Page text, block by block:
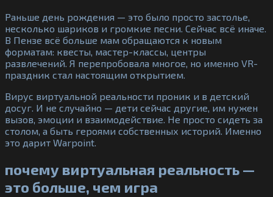
Раньше день рождения — это было просто застолье,
несколько шариков и громкие песни. Сейчас всё иначе.
В Пензе всё больше мам обращаются к новым
форматам: квесты, мастер-классы, центры
развлечений. Я перепробовала многое, но именно VR-
праздник стал настоящим открытием.
Вирус виртуальной реальности проник и в детский
досуг. И не случайно — дети сейчас другие, им нужен
вызов, эмоции и взаимодействие. Не просто сидеть за
столом, а быть героями собственных историй. Именно
это дарит Warpoint.
почему виртуальная реальность —
это больше, чем игра